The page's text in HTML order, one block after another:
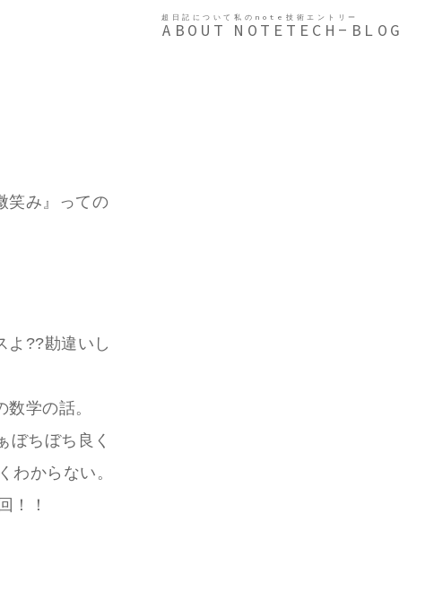
超日記について
ABOUT
私のnote
NOTE
技術エントリー
TECH-BLOG
笑み』っての
よ??勘違いし
学の話。
ぼちぼち良く
わからない。
！！